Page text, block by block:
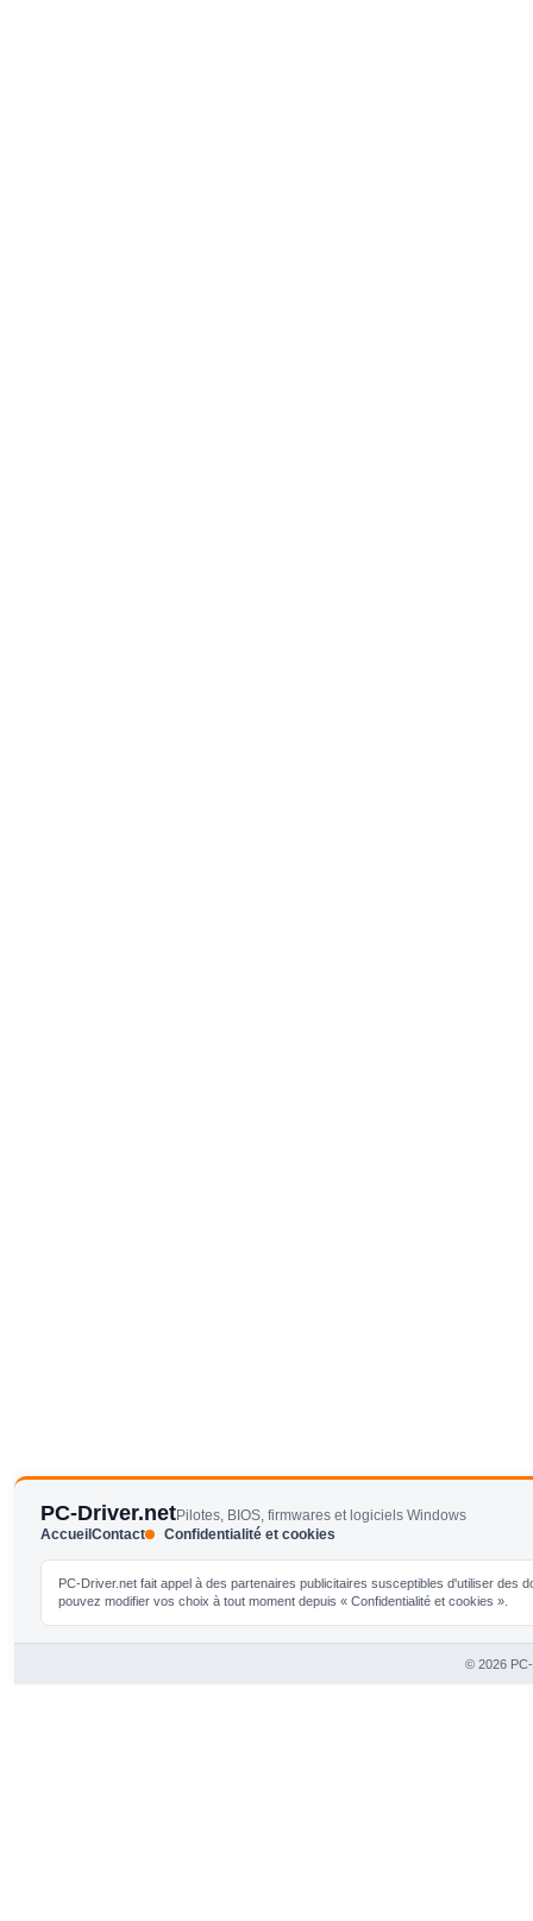
PC-Driver.netPilotes, BIOS, firmwares et logiciels Windows
AccueilContact Confidentialité et cookies
PC-Driver.net fait appel à des partenaires publicitaires susceptibles d'utiliser
pouvez modifier vos choix à tout moment depuis « Confidentialité et cookies ».
© 2026